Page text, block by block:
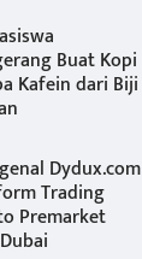
Buat Kopi
Kafein dari Biji
Dydux.com
Trading
Premarket